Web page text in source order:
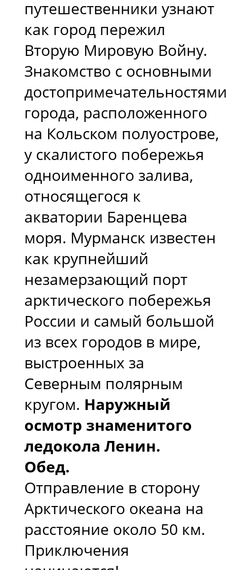
путешественники узнают
как город пережил
Вторую Мировую Войну.
Знакомство с основными
достопримечательностями
города, расположенного
на Кольском полуострове,
у скалистого побережья
одноименного залива,
относящегося к
акватории Баренцева
моря. Мурманск известен
как крупнейший
незамерзающий порт
арктического побережья
России и самый большой
из всех городов в мире,
выстроенных за
Северным полярным
кругом. Наружный
осмотр знаменитого
ледокола Ленин.
Обед.
Отправление в сторону
Арктического океана на
расстояние около 50 км.
Приключения